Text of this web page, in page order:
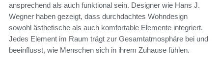
ansprechend als auch funktional sein. Designer wie Hans J.
Wegner haben gezeigt, dass durchdachtes Wohndesign
sowohl ästhetische als auch komfortable Elemente integriert.
Jedes Element im Raum trägt zur Gesamtatmosphäre bei und
beeinflusst, wie Menschen sich in ihrem Zuhause fühlen.